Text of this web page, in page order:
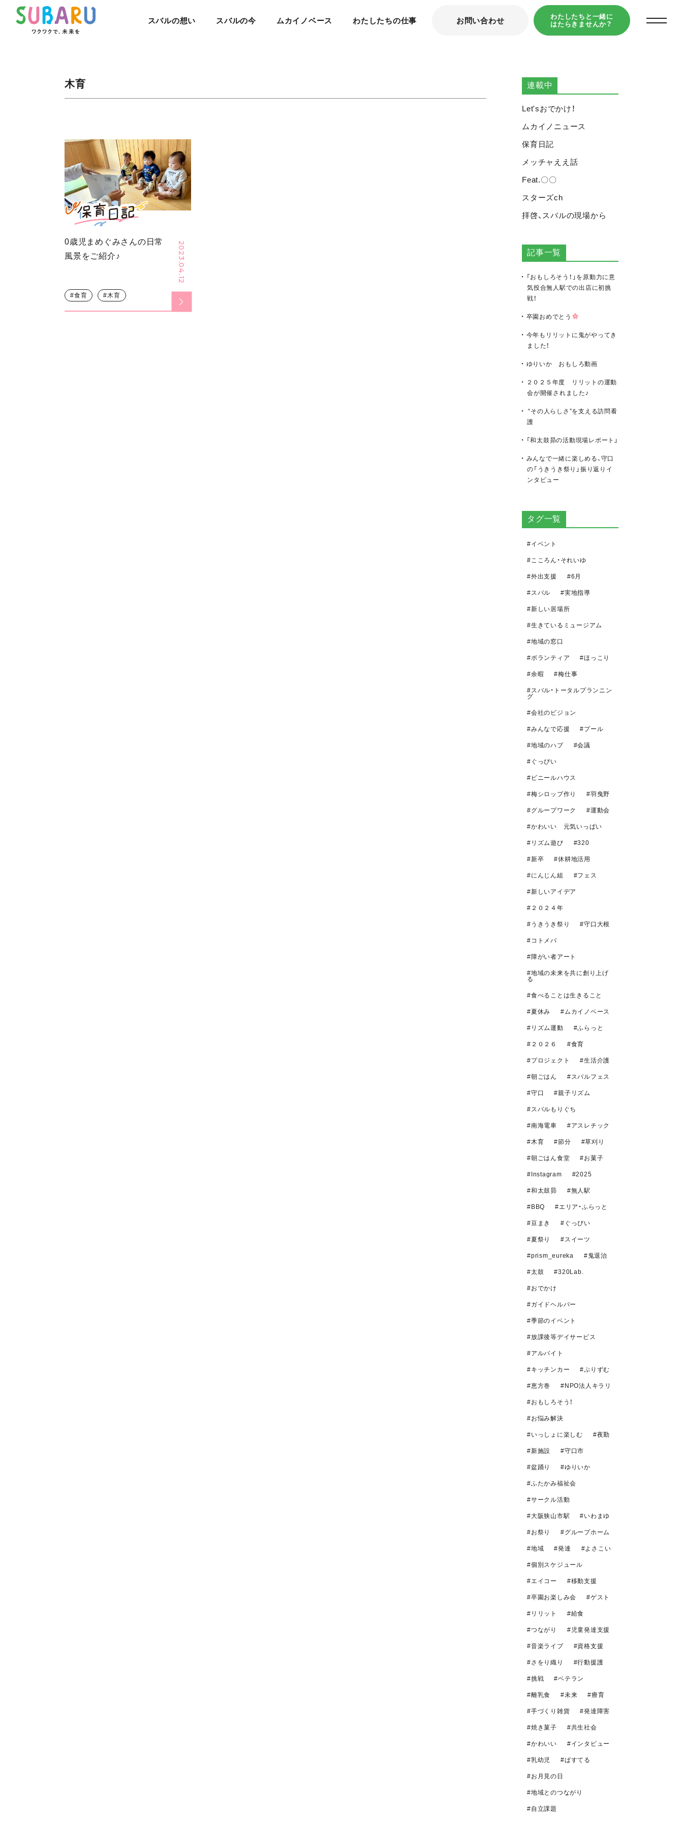
スバルの想い スバルの今 ムカイノベース わたしたちの仕事 お問い合わせ
わたしたちと一緒に
はたらきませんか？
TOP スバルの今
木育
0歳児まめぐみさんの日常
風景をご紹介♪
2023.04.12
食育 木育
連載中
Let'sおでかけ！
ムカイノニュース
保育日記
メッチャええ話
Feat.〇〇
スターズch
拝啓、スバルの現場から
記事一覧
「おもしろそう！」を原動力に意
気投合無人駅での出店に初挑
戦！
卒園おめでとう
今年もリリットに鬼がやってき
ました！
ゆりいか おもしろ動画
２０２５年度 リリットの運動
会が開催されました♪
“その人らしさ”を支える訪問看
護
「和太鼓昴の活動現場レポート」
みんなで一緒に楽しめる、守口
の「うきうき祭り」振り返りイ
ンタビュー
タグ一覧
イベント
こころん・それいゆ
外出支援 6月
スバル 実地指導
新しい居場所
生きているミュージアム
地域の窓口
ボランティア ほっこり
余暇 梅仕事
スバル・トータルプランニン
グ
会社のビジョン
みんなで応援 プール
地域のハブ 会議
ぐっぴい
ビニールハウス
梅シロップ作り 羽曳野
グループワーク 運動会
かわいい 元気いっぱい
リズム遊び 320
新卒 休耕地活用
にんじん組 フェス
新しいアイデア
２０２４年
うきうき祭り 守口大根
コトメバ
障がい者アート
地域の未来を共に創り上げ
る
食べることは生きること
夏休み ムカイノベース
リズム運動 ふらっと
２０２６ 食育
プロジェクト 生活介護
朝ごはん スバルフェス
守口 親子リズム
スバルもりぐち
南海電車 アスレチック
木育 節分 草刈り
朝ごはん食堂 お菓子
Instagram 2025
和太鼓昴 無人駅
BBQ エリア・ふらっと
豆まき ぐっぴい
夏祭り スイーツ
prism_eureka 鬼退治
太鼓 320Lab.
おでかけ
ガイドヘルパー
季節のイベント
放課後等デイサービス
アルバイト
キッチンカー ぷりずむ
恵方巻 NPO法人キラリ
おもしろそう！
お悩み解決
いっしょに楽しむ 夜勤
新施設 守口市
盆踊り ゆりいか
ふたかみ福祉会
サークル活動
大阪狭山市駅 いわまゆ
お祭り グループホーム
地域 発達 よさこい
個別スケジュール
エイコー 移動支援
卒園お楽しみ会 ゲスト
リリット 給食
つながり 児童発達支援
音楽ライブ 資格支援
さをり織り 行動援護
挑戦 ベテラン
離乳食 未来 療育
手づくり雑貨 発達障害
焼き菓子 共生社会
かわいい インタビュー
乳幼児 ぱすてる
お月見の日
地域とのつながり
自立課題